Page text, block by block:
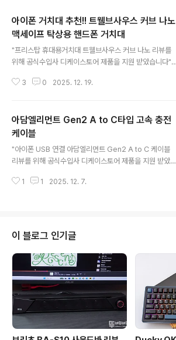
아이폰 거치대 추천!! 트웰브사우스 커브 나노
맥세이프 탁상용 핸드폰 거치대
"프리스탑 휴대용거치대 트웰브사우스 커브 나노 리뷰를
위해 공식수입사 디케이스토어 제품을 지원 받았습니다"이
트웰브사우스 커브 나노 맥세이프 탁상용 핸드폰 거치대입
힌지가 적용되어 꽤 유용한 제품인데요. 리뷰를 통해 자세
히 살펴보겠습니다. 패키지 & 구성품 패키지에는 제품의
특징을 잘 표현한 이미지와 브랜드명 트웰브사우스, 커브
나노 제품명을 확인할 수 있습니다.패키지 뒷면에는 Qi2
리함. 다양한 각도 및 가로/세로 거치, 견고하고 가벼우며 ..
3 0 2025. 12. 19.
아담엘리먼트 Gen2 A to C타입 고속 충전
케이블
"아이폰 USB 연결 아담엘리먼트 Gen2 A to C 케이블
리뷰를 위해 공식수입사 디케이스토어 제품을 지원 받았습
타입 고속 충전 케이블인데요.흔하디흔한 케이블 리뷰라
는 이야기겠죠? 보험은 확실해서 좋네요.패키지 뒷면의 인
쇄 내용을 살펴보면 드론 및 액션 캠류 지원, 알루미늄 디자
인, 단선 방지 설계 적용, 고밀도 나일론 직조 케이블 사용
등을 살펴볼 수 있습니다.그 외 제품으로 사용 가능한 USB
-A 단자를 사용하는 충전기 또는 PC 와 저장 장치, 스마트
폰 연결 ..
1 1 2025. 12. 7.
이 블로그 인기글